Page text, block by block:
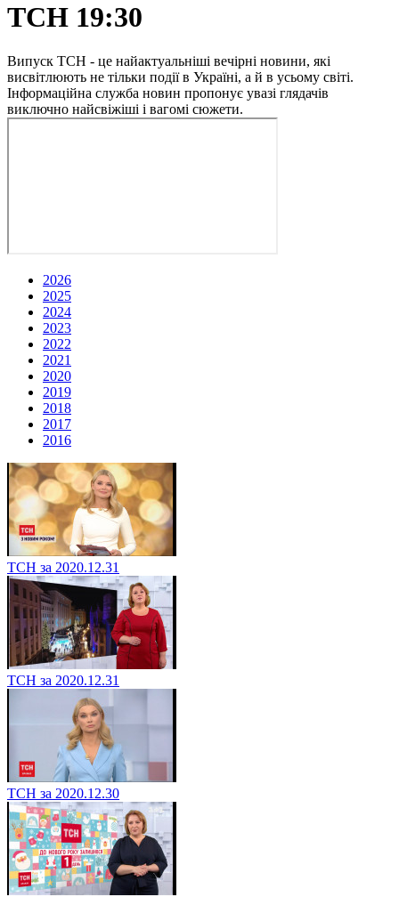
ТСН 19:30
Випуск ТСН - це найактуальніші вечірні новини, які
висвітлюють не тільки події в Україні, а й в усьому світі.
Інформаційна служба новин пропонує увазі глядачів
виключно найсвіжіші і вагомі сюжети.
2026
2025
2024
2023
2022
2021
2020
2019
2018
2017
2016
ТСН за 2020.12.31
ТСН за 2020.12.31
ТСН за 2020.12.30